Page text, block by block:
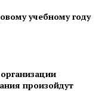
учебному году
произойдут